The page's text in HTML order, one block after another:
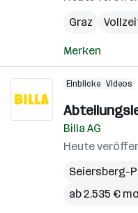
Graz
Merken
Einblicke Videos
Billa AG
Heute
Seiersberg-
ab 2.535 €